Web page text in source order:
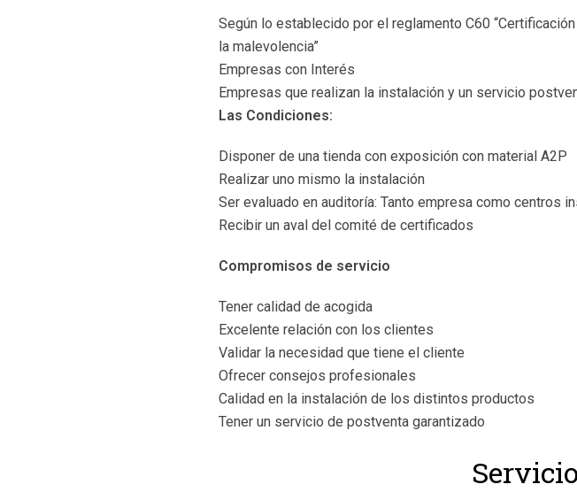
Según lo establecido por el reglamento C60
la malevolencia”
Empresas con Interés
Empresas que realizan la instalación y un servicio
Las Condiciones:
Disponer de una tienda con exposición con material A2P
Realizar uno mismo la instalación
Ser evaluado en auditoría: Tanto empresa como centros
Recibir un aval del comité de certificados
Compromisos de servicio
Tener calidad de acogida
Excelente relación con los clientes
Validar la necesidad que tiene el cliente
Ofrecer consejos profesionales
Calidad en la instalación de los distintos productos
Tener un servicio de postventa garantizado